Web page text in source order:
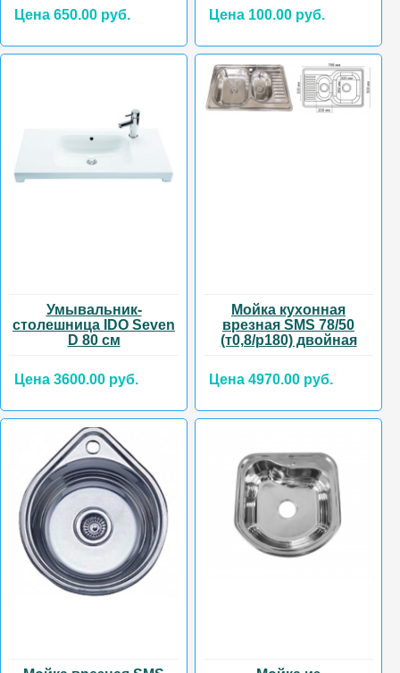
Цена 650.00 руб. Цена 100.00 руб.
Умывальник-
столешница IDO Seven
D 80 см
Цена 3600.00 руб.
Мойка кухонная
врезная SMS 78/50
(т0,8/р180) двойная
Цена 4970.00 руб.